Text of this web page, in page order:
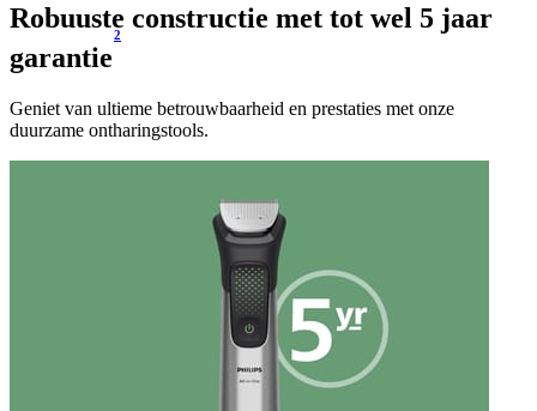
Robuuste constructie met tot wel 5 jaar
garantie
2
Geniet van ultieme betrouwbaarheid en prestaties met onze
duurzame ontharingstools.